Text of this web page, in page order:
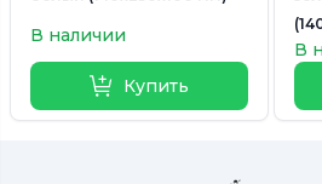
В наличии
Купить
В